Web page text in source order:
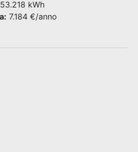
53.218 kWh
7.184 €/anno